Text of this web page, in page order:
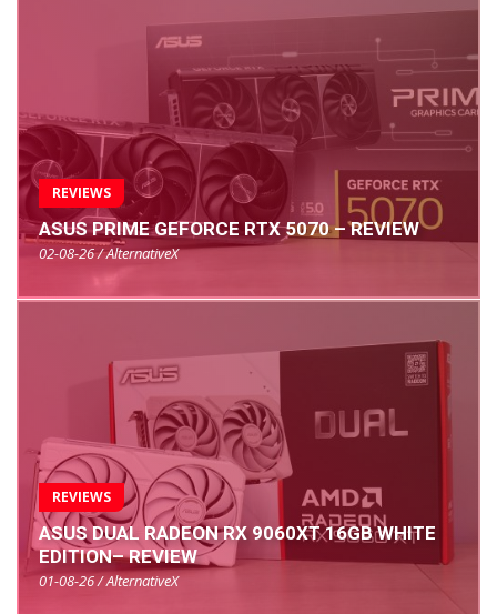
REVIEWS
ASUS PRIME GEFORCE RTX 5070 – REVIEW
02-08-26 / AlternativeX
REVIEWS
ASUS DUAL RADEON RX 9060XT 16GB WHITE
EDITION– REVIEW
01-08-26 / AlternativeX